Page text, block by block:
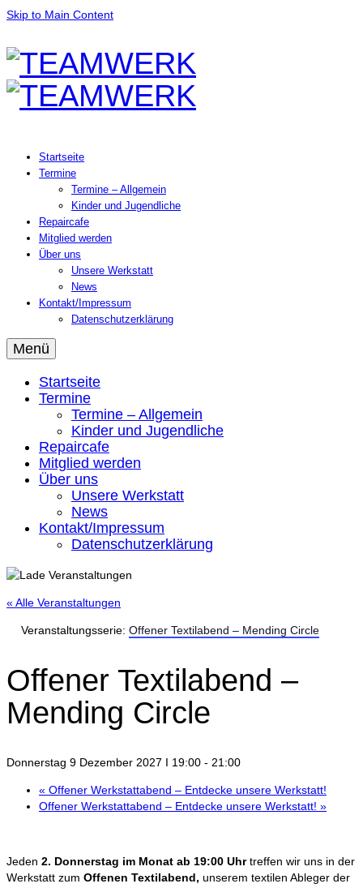
Skip to Main Content
Startseite
Termine
Termine – Allgemein
Kinder und Jugendliche
Repaircafe
Mitglied werden
Über uns
Unsere Werkstatt
News
Kontakt/Impressum
Datenschutzerklärung
Menü
Startseite
Termine
Termine – Allgemein
Kinder und Jugendliche
Repaircafe
Mitglied werden
Über uns
Unsere Werkstatt
News
Kontakt/Impressum
Datenschutzerklärung
« Alle Veranstaltungen
Veranstaltungsserie: Offener Textilabend – Mending Circle
Offener Textilabend –
Mending Circle
Donnerstag 9 Dezember 2027 I 19:00 - 21:00
« Offener Werkstattabend – Entdecke unsere Werkstatt!
Offener Werkstattabend – Entdecke unsere Werkstatt! »
Jeden 2. Donnerstag im Monat ab 19:00 Uhrtreffen wir uns in der
Werkstatt zum Offenen Textilabend, unserem textilen Ableger der